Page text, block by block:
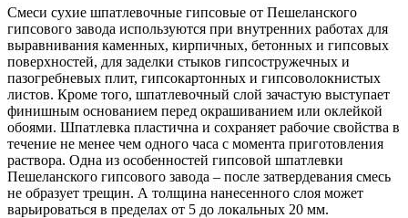
Смеси сухие шпатлевочные гипсовые от Пешеланского
гипсового завода используются при внутренних работах для
выравнивания каменных, кирпичных, бетонных и гипсовых
поверхностей, для заделки стыков гипсостружечных и
пазогребневых плит, гипсокартонных и гипсоволокнистых
листов. Кроме того, шпатлевочный слой зачастую выступает
финишным основанием перед окрашиванием или оклейкой
обоями. Шпатлевка пластична и сохраняет рабочие свойства в
течение не менее чем одного часа с момента приготовления
раствора. Одна из особенностей гипсовой шпатлевки
Пешеланского гипсового завода – после затвердевания смесь
не образует трещин. А толщина нанесенного слоя может
варьироваться в пределах от 5 до локальных 20 мм.